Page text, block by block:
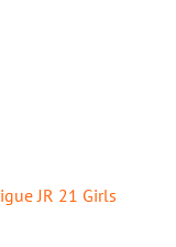
JR 21 Girls